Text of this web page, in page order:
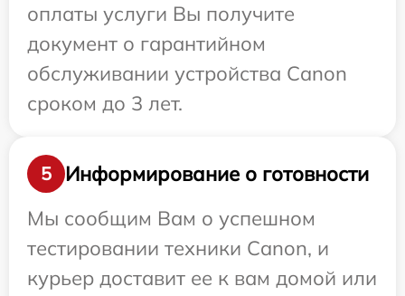
оплаты услуги Вы получите
документ о гарантийном
обслуживании устройства Canon
сроком до 3 лет.
5
Информирование о готовности
Мы сообщим Вам о успешном
тестировании техники Canon, и
курьер доставит ее к вам домой или